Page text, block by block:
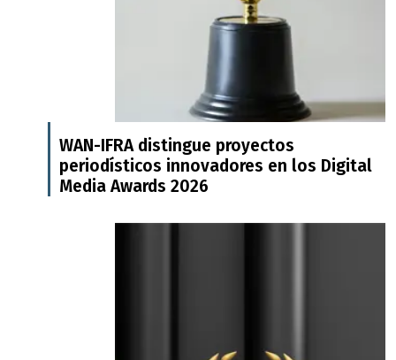
WAN-IFRA distingue proyectos
periodísticos innovadores en los Digital
Media Awards 2026